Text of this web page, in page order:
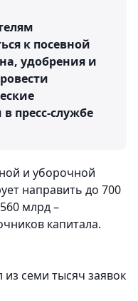
к посевной
удобрения и
пресс-службе
и уборочной
направить до 700
млрд –
капитала.
семи тысяч заявок